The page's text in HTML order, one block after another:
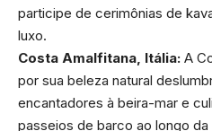
participe de cerimônias de
luxo.
Costa Amalfitana, Itália: A
por sua beleza natural
encantadores à beira-mar e
passeios de barco ao longo